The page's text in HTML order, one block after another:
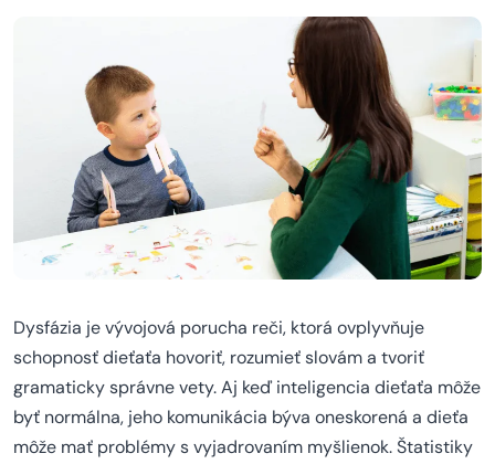
Dysfázia je vývojová porucha reči, ktorá ovplyvňuje
schopnosť dieťaťa hovoriť, rozumieť slovám a tvoriť
gramaticky správne vety. Aj keď inteligencia dieťaťa môže
byť normálna, jeho komunikácia býva oneskorená a dieťa
môže mať problémy s vyjadrovaním myšlienok. Štatistiky